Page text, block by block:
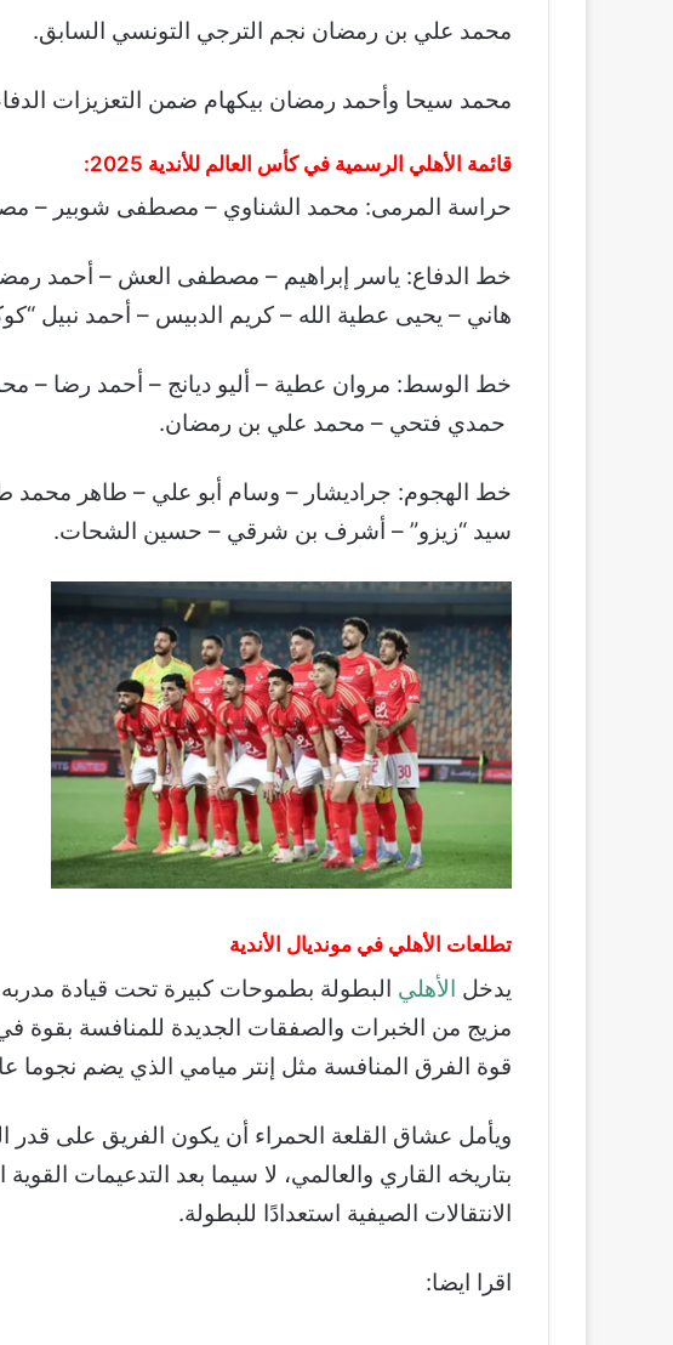
محمد علي بن رمضان نجم الترجي التونسي السابق.
محمد سيحا وأحمد رمضان بيكهام ضمن التعزيزات
قائمة الأهلي الرسمية في كأس العالم للأندية 2025:
حراسة المرمى: محمد الشناوي – مصطفى شوبير –
خط الدفاع: ياسر إبراهيم – مصطفى العش – أحمد
هاني – يحيى عطية الله – كريم الدبيس – أحمد نبيل
خط الوسط: مروان عطية – أليو ديانج – أحمد رضا –
حمدي فتحي – محمد علي بن رمضان.
خط الهجوم: جراديشار – وسام أبو علي – طاهر محمد
سيد “زيزو” – أشرف بن شرقي – حسين الشحات.
تطلعات الأهلي في مونديال الأندية
يدخل الأهلي البطولة بطموحات كبيرة تحت قيادة مدربه
مزيج من الخبرات والصفقات الجديدة للمنافسة بقوة
قوة الفرق المنافسة مثل إنتر ميامي الذي يضم نجوما
ويأمل عشاق القلعة الحمراء أن يكون الفريق على قدر
بتاريخه القاري والعالمي، لا سيما بعد التدعيمات
الانتقالات الصيفية استعدادًا للبطولة.
اقرا ايضا: